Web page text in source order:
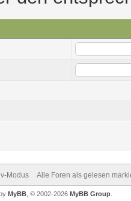
Modus Alle Foren als gelesen
MyBB , © 2002-2026 MyBB Group